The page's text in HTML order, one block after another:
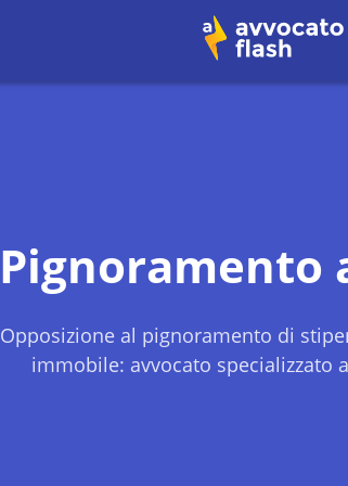
Pignoramento
Opposizione al pignoramento di
immobile: avvocato specializzato a